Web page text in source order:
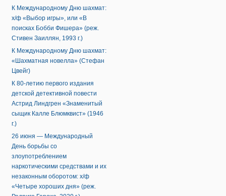
К Международному Дню шахмат:
х/ф «Выбор игры», или «В
поисках Бобби Фишера» (реж.
Стивен Заиллян, 1993 г.)
К Международному Дню шахмат:
«Шахматная новелла» (Стефан
Цвейг)
К 80-летию первого издания
детской детективной повести
Астрид Линдгрен «Знаменитый
сыщик Калле Блюмквист» (1946
г.)
26 июня — Международный
День борьбы со
злоупотреблением
наркотическими средствами и их
незаконным оборотом: х/ф
«Четыре хороших дня» (реж.